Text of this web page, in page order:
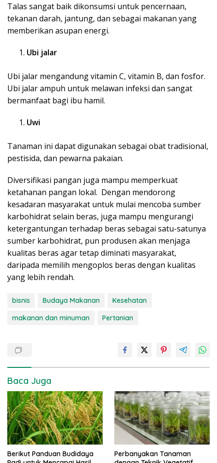
Talas sangat baik dikonsumsi untuk pencernaan,
tekanan darah, jantung, dan sebagai makanan yang
memberikan asupan energi.
Ubi jalar
Ubi jalar mengandung vitamin C, vitamin B, dan fosfor.
Ubi jalar ampuh untuk melawan infeksi dan sangat
bermanfaat bagi ibu hamil.
Uwi
Tanaman ini dapat digunakan sebagai obat tradisional,
pestisida, dan pewarna pakaian.
Diversifikasi pangan juga mampu memperkuat
ketahanan pangan lokal. Dengan mendorong
kesadaran masyarakat untuk mulai mencoba sumber
karbohidrat selain beras, juga mampu mengurangi
ketergantungan terhadap beras sebagai satu-satunya
sumber karbohidrat, pun produsen akan menjaga
kualitas beras agar tetap diminati masyarakat,
daripada memilih mengoplos beras dengan kualitas
yang lebih rendah.
bisnis Budaya Makanan
Kesehatan
makanan dan minuman
Pertanian
Baca Juga
Berikut Panduan Budidaya
Perbanyakan Tanaman